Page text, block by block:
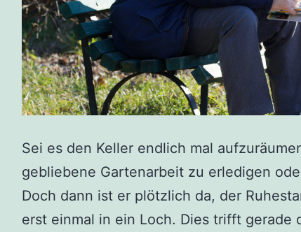
Sei es den Keller endlich mal
gebliebene Gartenarbeit zu erledigen
Doch dann ist er plötzlich da, der
erst einmal in ein Loch. Dies trifft gerade